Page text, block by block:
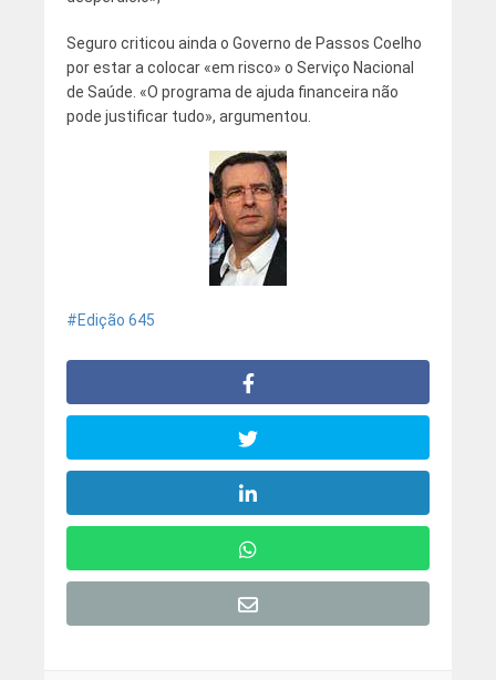
Seguro criticou ainda o Governo de Passos Coelho
por estar a colocar «em risco» o Serviço Nacional
de Saúde. «O programa de ajuda financeira não
pode justificar tudo», argumentou.
Edição 645